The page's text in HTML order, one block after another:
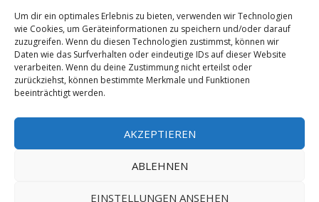
Um dir ein optimales Erlebnis zu bieten, verwenden wir Technologien
wie Cookies, um Geräteinformationen zu speichern und/oder darauf
zuzugreifen. Wenn du diesen Technologien zustimmst, können wir
Daten wie das Surfverhalten oder eindeutige IDs auf dieser Website
verarbeiten. Wenn du deine Zustimmung nicht erteilst oder
zurückziehst, können bestimmte Merkmale und Funktionen
beeinträchtigt werden.
AKZEPTIEREN
ABLEHNEN
EINSTELLUNGEN ANSEHEN
Datenschutz
Cookie-Richtlinie (EU)
Impressum
HOME